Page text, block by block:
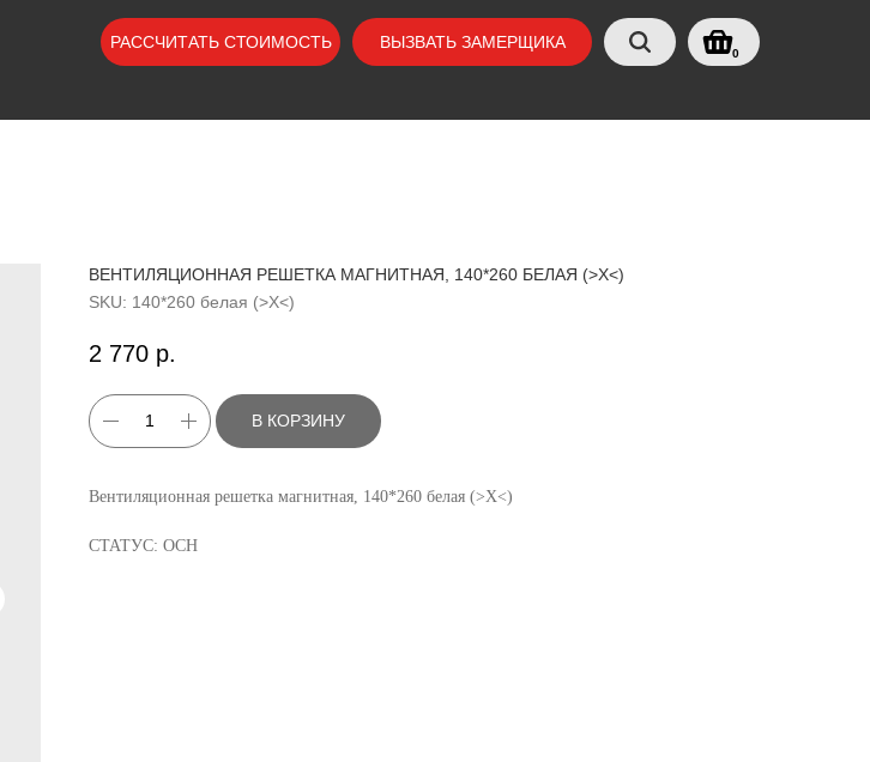
ВЫЗВАТЬ ЗАМЕРЩИКА
РАССЧИТАТЬ СТОИМОСТЬ
0
ВЕНТИЛЯЦИОННАЯ РЕШЕТКА МАГНИТНАЯ, 140*260 БЕЛАЯ (>Х<)
SKU: 140*260 белая (>Х<)
2 770 р.
В КОРЗИНУ
Вентиляционная решетка магнитная, 140*260 белая (>Х<)
СТАТУС: ОСН